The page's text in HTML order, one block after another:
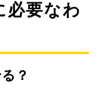
必要なわ
？